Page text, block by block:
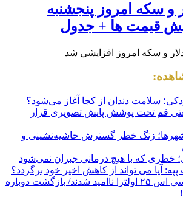
و سکه امروز افزایشی شد
سلامت دندان از کجا آغاز می‌شود؟
قم تحت پوشش پایش تصویری قرار
زنگ خطر گسترش حاشیه‌نشینی و
خطری که با هیچ درمانی جبران نمی‌شود
آیا می تواند از کاهش اخیر خود برگردد؟
کاربران از گلکسی اس ۲۵ اولترا ناامید شدند/ بازگشت دوباره
بشناسیم و عمل کنیم
واریز سود سهام عدالت امروز ۱۰ مهر ۱۴۰۴ / پیامک واریز
این بانک‌ها ارسال شد